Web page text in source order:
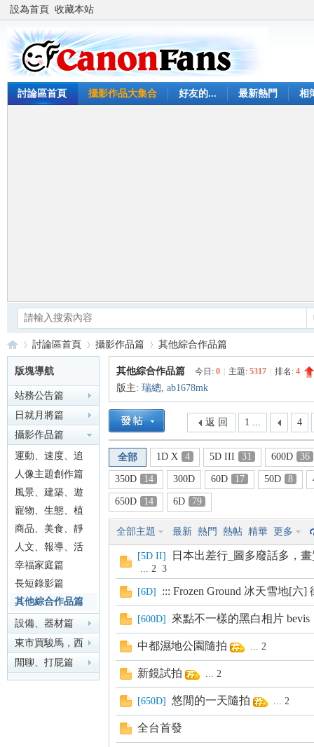
設為首頁 收藏本站
討論區首頁 攝影作品大集合 好友的... 最新熱門 相
Ca»
討論區首頁
›
攝影作品篇
›
其他綜合作品篇
版塊導航
站務公告篇
日就月將篇
攝影作品篇
運動、速度、追
焦篇
人像主題創作篇
風景、建築、遊
記篇
寵物、生態、植
物篇
商品、美食、靜
物篇
人文、報導、活
動篇
幸福家庭篇
長短錄影篇
其他綜合作品篇
設備、器材篇
東市買駿馬，西
市買鞍韉，南市
買轡
閒聊、打屁篇
其他綜合作品篇 今日: 0 主題: 5317 排名: 4
版主: 瑞總, ab1678mk
1 ... 4
返 回
全部 1D X 4 5D III 31 600D 36
350D 14 300D 60D 17 50D 8
650D 14 6D 79
全部主題 最新 熱門 熱帖 精華 更多
[5D II] 日本出差行_圖多廢話多，
... 2 3
[6D] ::: Frozen Ground 冰天雪地[六]
[600D] 來點不一樣的黑白相片 bevis
中都濕地公園隨拍 ... 2
新鏡試拍 ... 2
[650D] 悠閒的一天隨拍 ... 2
全台首發